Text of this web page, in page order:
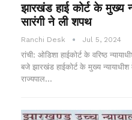
झारखंड हाई कोर्ट के मुख्य
सारंगी ने ली शपथ
Ranchi Desk Jul 5, 2024
रांची: ओडिशा हाईकोर्ट के वरिष्ठ
बजे झारखंड हाईकोर्ट के मुख्य
राज्यपाल…